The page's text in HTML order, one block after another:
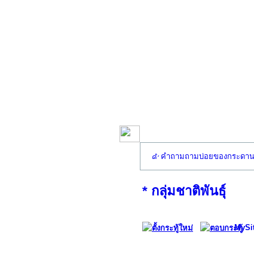
คำถามถามบ่อยของกระดา
* กลุ่มชาติพันธุ์